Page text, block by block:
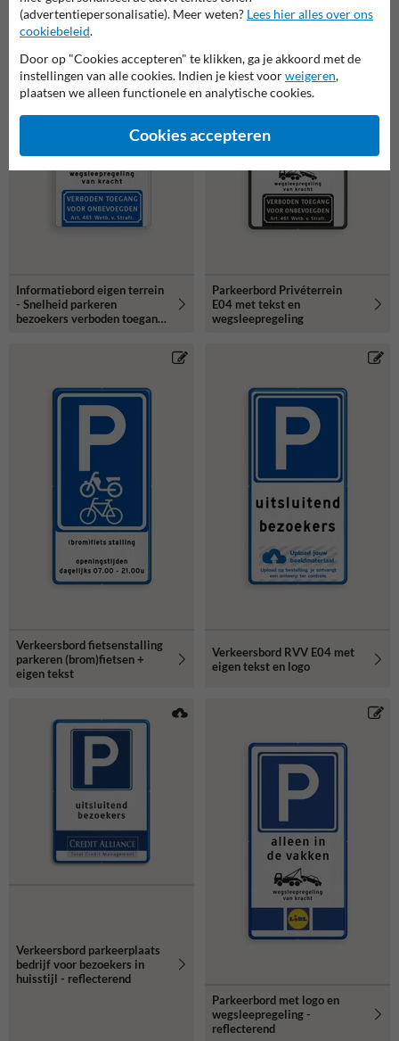
Informatiebord eigen terrein
- Snelheid parkeren
bezoekers verboden toegang
Parkeerbord Privéterrein
E04 met tekst en
wegsleepregeling
Verkeersbord fietsenstalling
parkeren (brom)fietsen +
eigen tekst
Verkeersbord RVV E04 met
eigen tekst en logo
Verkeersbord parkeerplaats
bedrijf voor bezoekers in
huisstijl - reflecterend
Parkeerbord met logo en
wegsleepregeling -
reflecterend
(advertentiepersonalisatie). Meer weten? Lees hier alles over ons
cookiebeleid.
Door op "Cookies accepteren" te klikken, ga je akkoord met de
instellingen van alle cookies. Indien je kiest voorweigeren,
plaatsen we alleen functionele en analytische cookies.
Cookies accepteren